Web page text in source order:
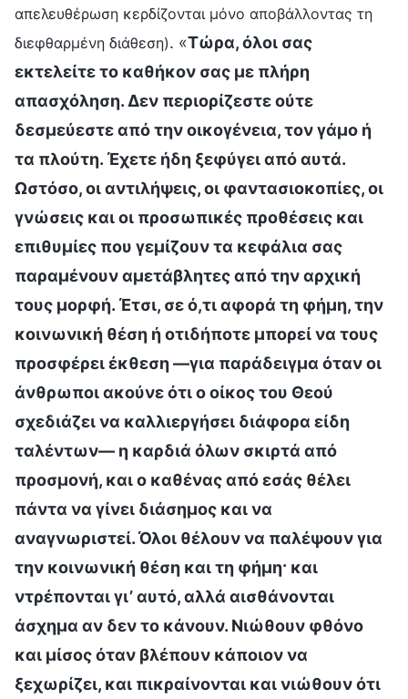
απελευθέρωση κερδίζονται μόνο αποβάλλοντας τη
διεφθαρμένη διάθεση). «Τώρα, όλοι σας
εκτελείτε το καθήκον σας με πλήρη
απασχόληση. Δεν περιορίζεστε ούτε
δεσμεύεστε από την οικογένεια, τον γάμο ή
τα πλούτη. Έχετε ήδη ξεφύγει από αυτά.
Ωστόσο, οι αντιλήψεις, οι φαντασιοκοπίες, οι
γνώσεις και οι προσωπικές προθέσεις και
επιθυμίες που γεμίζουν τα κεφάλια σας
παραμένουν αμετάβλητες από την αρχική
τους μορφή. Έτσι, σε ό,τι αφορά τη φήμη, την
κοινωνική θέση ή οτιδήποτε μπορεί να τους
προσφέρει έκθεση —για παράδειγμα όταν οι
άνθρωποι ακούνε ότι ο οίκος του Θεού
σχεδιάζει να καλλιεργήσει διάφορα είδη
ταλέντων— η καρδιά όλων σκιρτά από
προσμονή, και ο καθένας από εσάς θέλει
πάντα να γίνει διάσημος και να
αναγνωριστεί. Όλοι θέλουν να παλέψουν για
την κοινωνική θέση και τη φήμη· και
ντρέπονται γι’ αυτό, αλλά αισθάνονται
άσχημα αν δεν το κάνουν. Νιώθουν φθόνο
και μίσος όταν βλέπουν κάποιον να
ξεχωρίζει, και πικραίνονται και νιώθουν ότι